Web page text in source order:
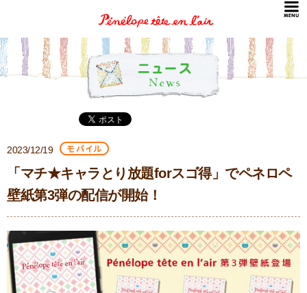
2023/12/19
「マチ★キャラとり放題forスゴ得」でペネロペ
壁紙第3弾の配信が開始！